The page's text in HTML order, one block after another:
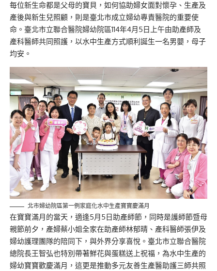
每位新生命都是父母的寶貝，如何協助婦女面對懷孕、生產及
產後與新生兒照顧，則是臺北市成立婦幼專責醫院的重要使
命。臺北市立聯合醫院婦幼院區114年4月5日上午由助產師及
產科醫師共同照護，以水中生產方式順利誕生一名男嬰，母子
均安。
北市婦幼院區第一例家庭化水中生產寶寶慶滿月
在寶寶滿月的當天，適逢5月5日助產師節，同時是護師節暨母
親節前夕，產婦蔡小姐全家在助產師林郁晴、產科醫師張伊及
婦幼護理團隊的陪同下，與外界分享喜悅。臺北市立聯合醫院
總院長王智弘也特別帶著鮮花與蛋糕送上祝福，為水中生產的
婦幼寶寶歡慶滿月，這更是推動多元友善生產醫助護三師共照